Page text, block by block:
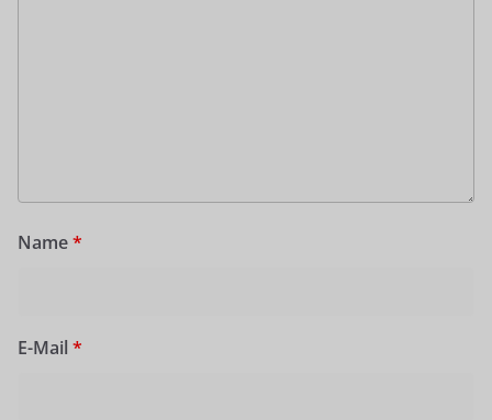
Name*
E-Mail *